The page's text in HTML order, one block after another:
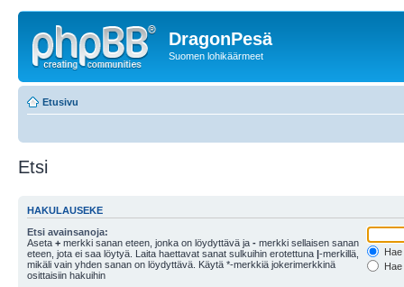
DragonPesä
Suomen lohikäärmeet
Etusivu
Etsi
HAKULAUSEKE
Etsi avainsanoja:
Aseta + merkki sanan eteen, jonka on löydyttävä ja - merkki sellaisen sanan
eteen, jota ei saa löytyä. Laita haettavat sanat sulkuihin erotettuna |-merkillä,
mikäli vain yhden sanan on löydyttävä. Käytä *-merkkiä jokerimerkkinä
osittaisiin hakuihin